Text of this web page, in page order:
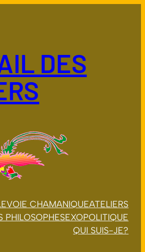
DES
VOIE CHAMANIQUEATELIERS
PHILOSOPHESEXOPOLITIQUE
QUI SUIS-JE?